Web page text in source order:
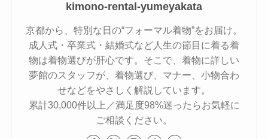
kimono-rental-yumeyakata
京都から、特別な日の“フォーマル着物”をお届け。
成人式・卒業式・結婚式など人生の節目に着る着
物は着物選びが肝心です。そこで、着物に詳しい
夢館のスタッフが、着物選び、マナー、小物合わ
せなどをやさしく解説しています。
累計30,000件以上／満足度98%迷ったらお気軽に
ご相談ください。